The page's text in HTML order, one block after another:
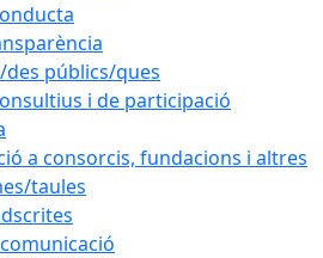
des públics/ques
i de participació
a consorcis, fundacions i altres
taules